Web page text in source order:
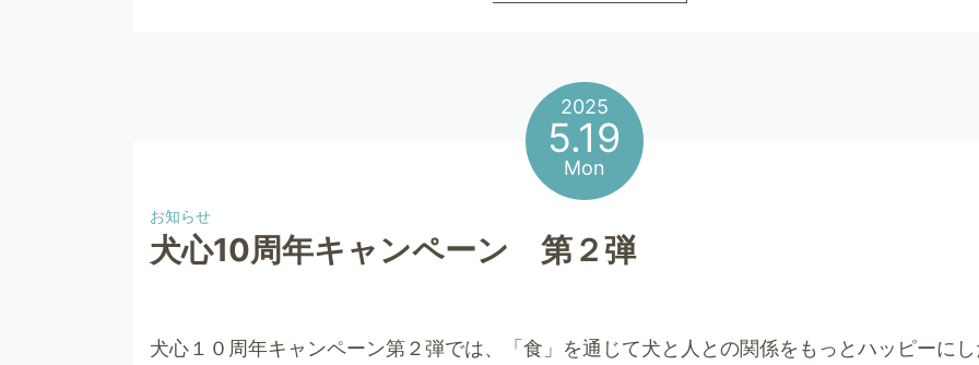
2025
5.19
Mon
お知らせ
犬心10周年キャンペーン 第２弾
犬心１０周年キャンペーン第２弾では、「食」を通じて犬と人との関係をもっとハッピーに